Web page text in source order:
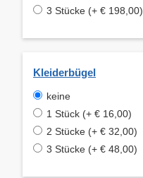
3 Stücke (+ € 198,00)
Kleiderbügel
keine
1 Stück (+ € 16,00)
2 Stücke (+ € 32,00)
3 Stücke (+ € 48,00)